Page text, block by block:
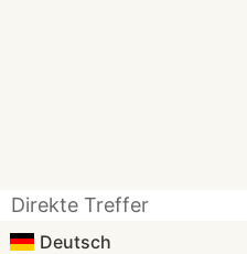
Direkte Treffer
Deutsch